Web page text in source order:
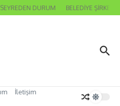
DURUM BELEDİYE ŞİRKET
İletişim